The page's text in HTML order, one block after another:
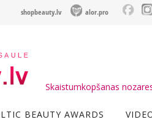
shopbeauty.lv alor.pro
Skaistumkopšanas
BEAUTY AWARDS